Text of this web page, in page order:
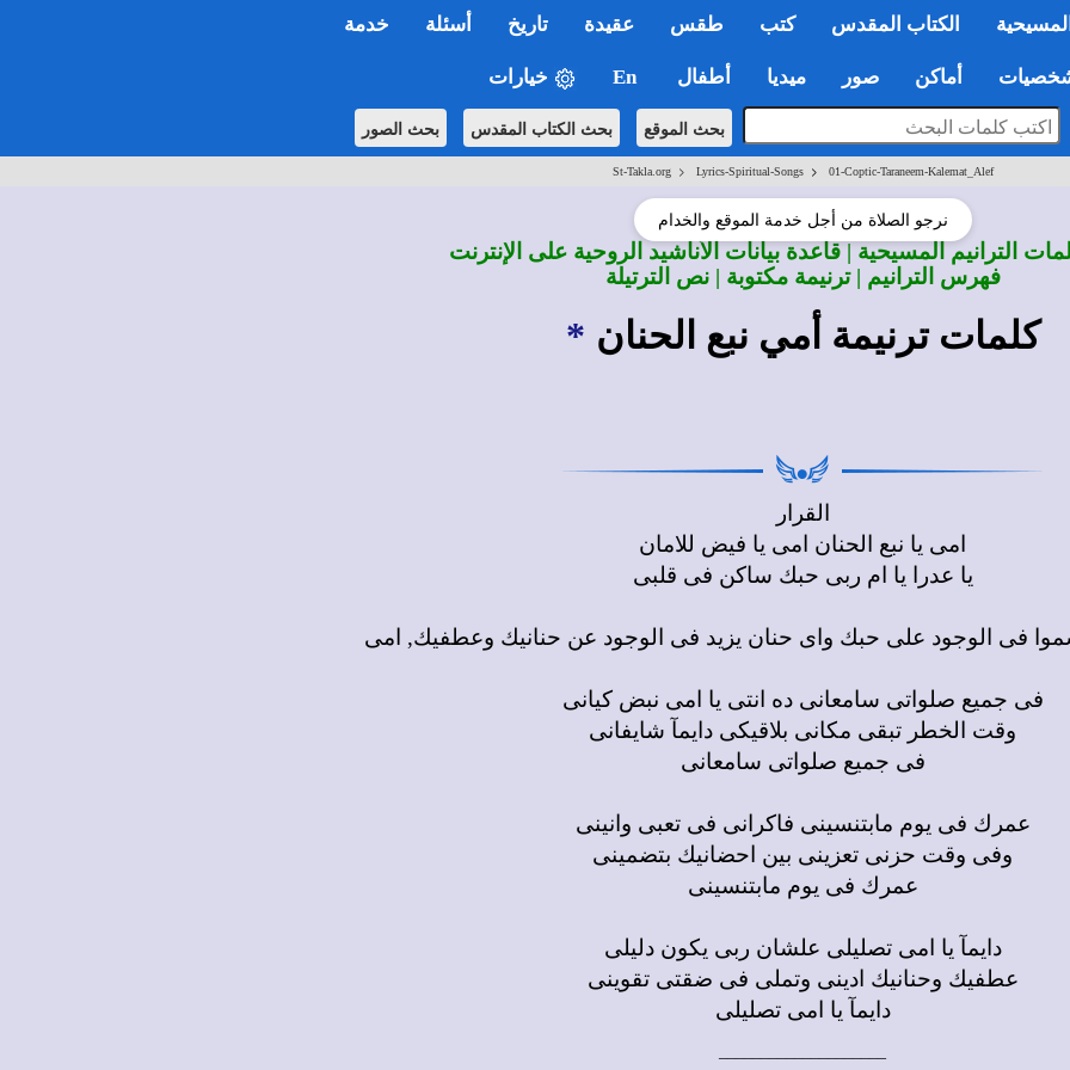
المسيحية الكتاب المقدس كتب طقس عقيدة تاريخ أسئلة خدمة
أماكن صور ميديا أطفال En خيارات
بحث الموقع بحث الكتاب المقدس بحث الصور
St-Takla.org> Lyrics-Spiritual-Songs> 01-Coptic-Taraneem-Kalemat_Alef
نرجو الصلاة من أجل خدمة الموقع والخدام
الترانيم المسيحية | قاعدة بيانات الأناشيد الروحية على الإنترنت
فهرس الترانيم | ترنيمة مكتوبة | نص الترتيلة
كلمات ترنيمة أمي نبع الحنان *
القرار
امى يا نبع الحنان امى يا فيض للامان
يا عدرا يا ام ربى حبك ساكن فى قلبى
فى الوجود على حبك واى حنان يزيد فى الوجود عن حنانيك وعطفيك, امى
فى جميع صلواتى سامعانى ده انتى يا امى نبض كيانى
وقت الخطر تبقى مكانى بلاقيكى دايمآ شايفانى
فى جميع صلواتى سامعانى
عمرك فى يوم مابتنسينى فاكرانى فى تعبى وانينى
وفى وقت حزنى تعزينى بين احضانيك بتضمينى
عمرك فى يوم مابتنسينى
دايمآ يا امى تصليلى علشان ربى يكون دليلى
عطفيك وحنانيك ادينى وتملى فى ضقتى تقوينى
دايمآ يا امى تصليلى